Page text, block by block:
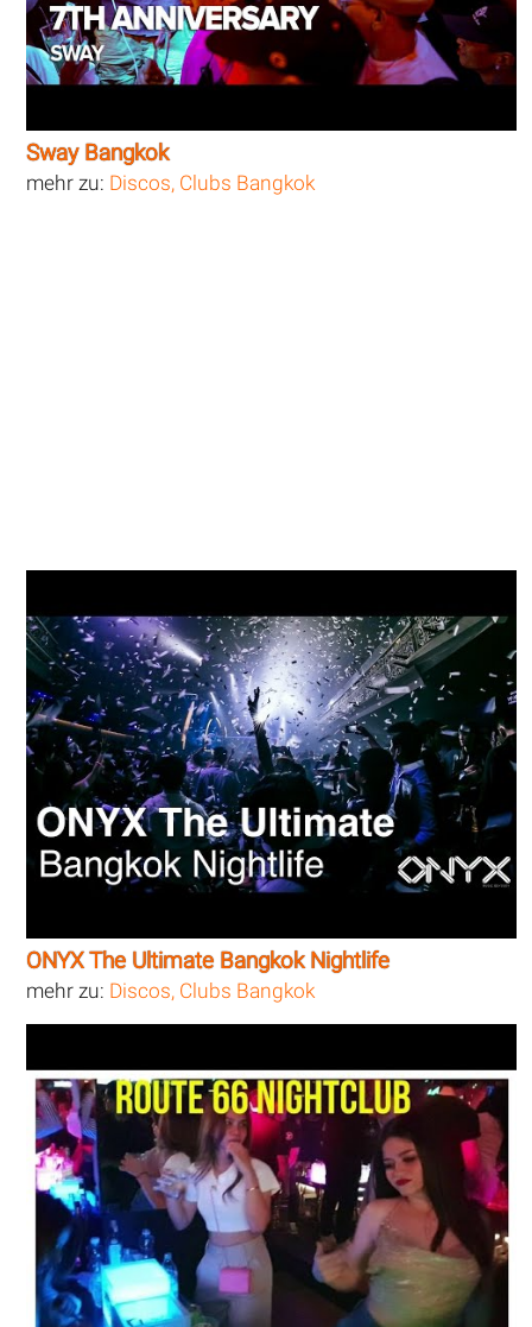
Sway Bangkok
mehr zu: Discos, Clubs Bangkok
ONYX The Ultimate Bangkok Nightlife
mehr zu: Discos, Clubs Bangkok